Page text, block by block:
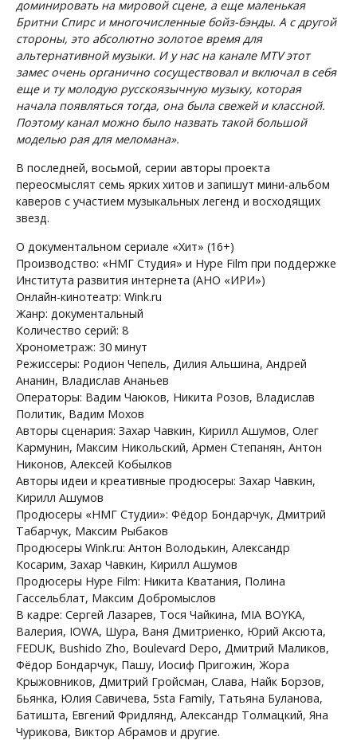
доминировать на мировой сцене, а еще маленькая
Бритни Спирс и многочисленные бойз-бэнды. А с другой
стороны, это абсолютно золотое время для
альтернативной музыки. И у нас на канале MTV этот
замес очень органично сосуществовал и включал в себя
еще и ту молодую русскоязычную музыку, которая
начала появляться тогда, она была свежей и классной.
Поэтому канал можно было назвать такой большой
моделью рая для меломана».
В последней, восьмой, серии авторы проекта
переосмыслят семь ярких хитов и запишут мини-альбом
каверов с участием музыкальных легенд и восходящих
звезд.
О документальном сериале «Хит» (16+)
Производство: «НМГ Студия» и Hype Film при поддержке
Института развития интернета (АНО «‎ИРИ»‎)
Онлайн-кинотеатр: Wink.ru
Жанр: документальный
Количество серий: 8
Хронометраж: 30 минут
Режиссеры: Родион Чепель, Дилия Альшина, Андрей
Ананин, Владислав Ананьев
Операторы: Вадим Чаюков, Никита Розов, Владислав
Политик, Вадим Мохов
Авторы сценария: Захар Чавкин, Кирилл Ашумов, Олег
Кармунин, Максим Никольский, Армен Степанян, Антон
Никонов, Алексей Кобылков
Авторы идеи и креативные продюсеры: Захар Чавкин,
Кирилл Ашумов
Продюсеры «НМГ Студии»: Фёдор Бондарчук, Дмитрий
Табарчук, Максим Рыбаков
Продюсеры Wink.ru: Антон Володькин, Александр
Косарим, Захар Чавкин, Кирилл Ашумов
Продюсеры Hype Film: Никита Кватания, Полина
Гассельблат, Максим Добромыслов
В кадре: Сергей Лазарев, Тося Чайкина, MIA BOYKA,
Валерия, IOWA, Шура, Ваня Дмитриенко, Юрий Аксюта,
FEDUK, Bushido Zho, Boulevard Depo, Дмитрий Маликов,
Фёдор Бондарчук, Пашу, Иосиф Пригожин, Жора
Крыжовников, Дмитрий Гройсман, Слава, Найк Борзов,
Бьянка, Юлия Савичева, 5sta Family, Татьяна Буланова,
Батишта, Евгений Фридлянд, Александр Толмацкий, Яна
Чурикова, Виктор Абрамов и другие.